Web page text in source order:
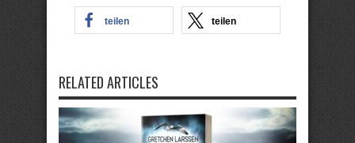
teilen teilen
RELATED ARTICLES